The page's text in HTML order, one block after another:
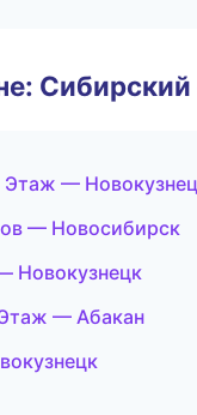
—
— Новосибирск
Новокузнецк
— Абакан